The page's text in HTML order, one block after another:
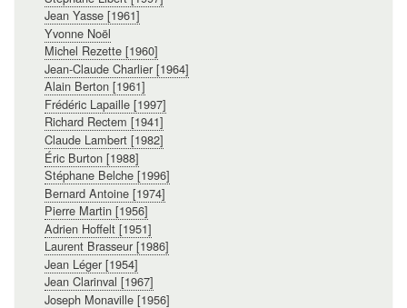
Jean Yasse [1961]
Yvonne Noël
Michel Rezette [1960]
Jean-Claude Charlier [1964]
Alain Berton [1961]
Frédéric Lapaille [1997]
Richard Rectem [1941]
Claude Lambert [1982]
Éric Burton [1988]
Stéphane Belche [1996]
Bernard Antoine [1974]
Pierre Martin [1956]
Adrien Hoffelt [1951]
Laurent Brasseur [1986]
Jean Léger [1954]
Jean Clarinval [1967]
Joseph Monaville [1956]